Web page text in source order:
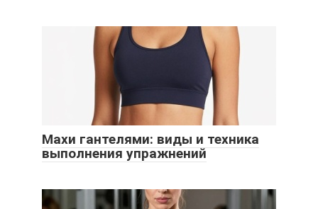
Махи гантелями: виды и техника
выполнения упражнений